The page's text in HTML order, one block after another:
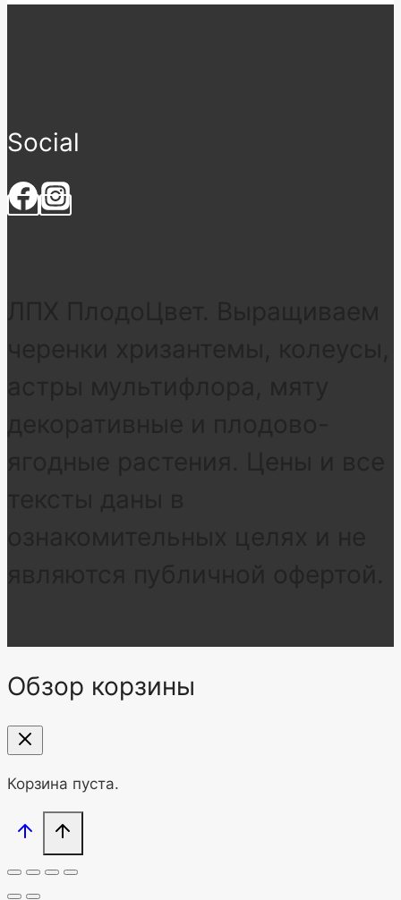
Social
Обзор корзины
Корзина пуста.